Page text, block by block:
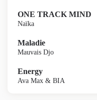
ONE TRACK MIND
Naïka
Maladie
Mauvais Djo
Energy
Ava Max & BIA